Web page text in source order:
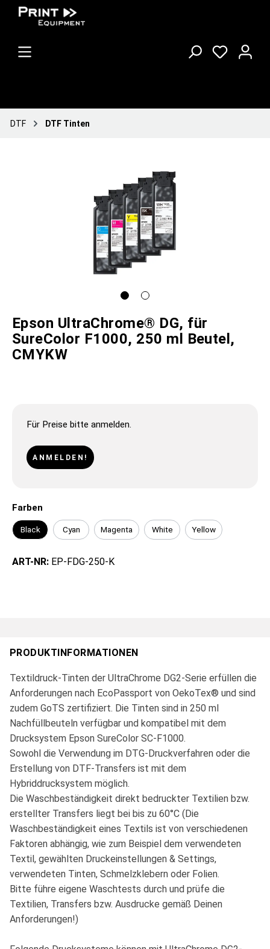
DTF DTF Tinten
Epson UltraChrome® DG, für
SureColor F1000, 250 ml Beutel,
CMYKW
Für Preise bitte anmelden.
ANMELDEN!
Farben
Black Cyan Magenta White Yellow
ART-NR: EP-FDG-250-K
PRODUKTINFORMATIONEN
Textildruck-Tinten der UltraChrome DG2-Serie erfüllen die
Anforderungen nach EcoPassport von OekoTex® und sind
zudem GoTS zertifiziert. Die Tinten sind in 250 ml
Nachfüllbeuteln verfügbar und kompatibel mit dem
Drucksystem Epson SureColor SC-F1000.
Sowohl die Verwendung im DTG-Druckverfahren oder die
Erstellung von DTF-Transfers ist mit dem
Hybriddrucksystem möglich.
Die Waschbeständigkeit direkt bedruckter Textilien bzw.
erstellter Transfers liegt bei bis zu 60°C (Die
Waschbeständigkeit eines Textils ist von verschiedenen
Faktoren abhängig, wie zum Beispiel dem verwendeten
Textil, gewählten Druckeinstellungen & Settings,
verwendeten Tinten, Schmelzklebern oder Folien.
Bitte führe eigene Waschtests durch und prüfe die
Textilien, Transfers bzw. Ausdrucke gemäß Deinen
Anforderungen!)